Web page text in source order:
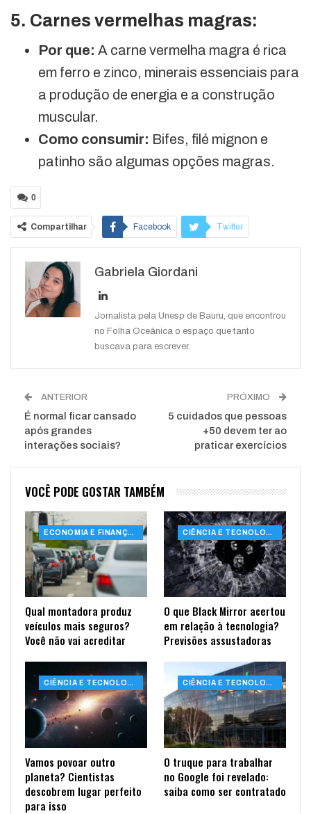
5. Carnes vermelhas magras:
Por que: A carne vermelha magra é rica
em ferro e zinco, minerais essenciais para
a produção de energia e a construção
muscular.
Como consumir: Bifes, filé mignon e
patinho são algumas opções magras.
0
Compartilhar Facebook Twitter
WhatsApp
Gabriela Giordani
Jornalista pela Unesp de Bauru, que encontrou
no Folha Oceânica o espaço que tanto
buscava para escrever.
ANTERIOR
É normal ficar cansado
após grandes
interações sociais?
PRÓXIMO
5 cuidados que pessoas
+50 devem ter ao
praticar exercícios
VOCÊ PODE GOSTAR TAMBÉM
ECONOMIA E FINANÇAS
Qual montadora produz
veículos mais seguros?
Você não vai acreditar
CIÊNCIA E TECNOLOGIA
O que Black Mirror acertou
em relação à tecnologia?
Previsões assustadoras
CIÊNCIA E TECNOLOGIA
Vamos povoar outro
planeta? Cientistas
descobrem lugar perfeito
para isso
CIÊNCIA E TECNOLOGIA
O truque para trabalhar
no Google foi revelado:
saiba como ser contratado